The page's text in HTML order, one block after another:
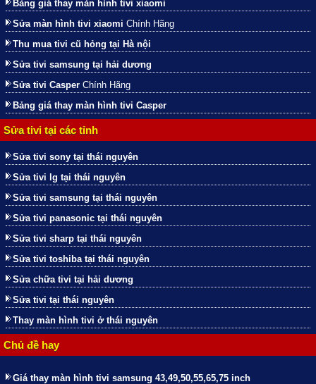
Bảng giá thay màn hình tivi xiaomi
Sửa màn hình tivi xiaomi Chính Hãng
Thu mua tivi cũ hỏng tại Hà nội
Sửa tivi samsung tại hải dương
Sửa tivi Casper Chính Hãng
Bảng giá thay màn hình tivi Casper
Sửa tivi tại các tỉnh
Sửa tivi sony tại thái nguyên
Sửa tivi lg tại thái nguyên
Sửa tivi samsung tại thái nguyên
Sửa tivi panasonic tại thái nguyên
Sửa tivi sharp tại thái nguyên
Sửa tivi toshiba tại thái nguyên
Sửa chữa tivi tại hải dương
Sửa tivi tại thái nguyên
Thay màn hình tivi ở thái nguyên
Chủ đề hay
Giá thay màn hình tivi samsung 43,49,50,55,65,75 inch